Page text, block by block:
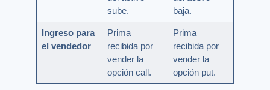
sube.
baja.
Ingreso para
el vendedor
Prima
recibida por
vender la
opción call.
Prima
recibida por
vender la
opción put.